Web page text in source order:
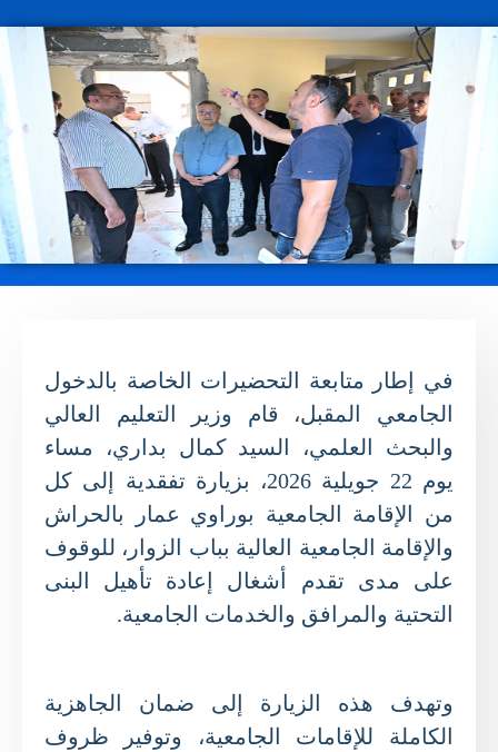
في إطار متابعة التحضيرات الخاصة بالدخول
الجامعي المقبل، قام وزير التعليم العالي
والبحث العلمي، السيد كمال بداري، مساء
يوم 22 جويلية 2026، بزيارة تفقدية إلى كل
من الإقامة الجامعية بوراوي عمار بالحراش
والإقامة الجامعية العالية بباب الزوار، للوقوف
على مدى تقدم أشغال إعادة تأهيل البنى
التحتية والمرافق والخدمات الجامعية.
وتهدف هذه الزيارة إلى ضمان الجاهزية
الكاملة للإقامات الجامعية، وتوفير ظروف